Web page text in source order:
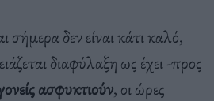
σήμερα δεν είναι κάτι καλό,
διαφύλαξη ως έχει -προς
ασφυκτιούν, οι ώρες